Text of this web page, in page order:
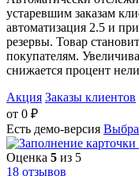
устаревшим заказам
автоматизация 2.5 и
резервы. Товар
покупателям.
снижается процент
Акция Заказы клиентов
от 0 ₽
Есть демо-версия
Оценка 5 из 5
18 отзывов